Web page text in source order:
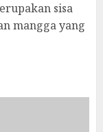
sisa
mangga yang